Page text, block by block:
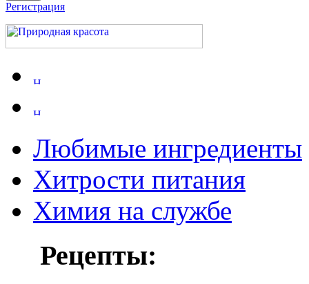
Регистрация
Любимые ингредиенты
Хитрости питания
Химия на службе
Рецепты: